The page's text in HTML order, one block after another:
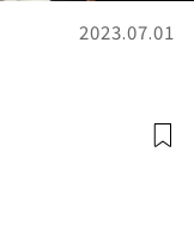
2023.07.01